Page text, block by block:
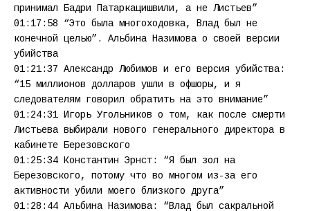
принимал Бадри Патаркацишвили, а не Листьев”
01:17:58 “Это была многоходовка, Влад был не
конечной целью”. Альбина Назимова о своей версии
убийства
01:21:37 Александр Любимов и его версия убийства:
“15 миллионов долларов ушли в офшоры, и я
следователям говорил обратить на это внимание”
01:24:31 Игорь Угольников о том, как после смерти
Листьева выбирали нового генерального директора в
кабинете Березовского
01:25:34 Константин Эрнст: “Я был зол на
Березовского, потому что во многом из-за его
активности убили моего близкого друга”
01:28:44 Альбина Назимова: “Влад был сакральной